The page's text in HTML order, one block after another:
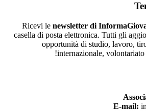
Ricevi le newsletter di
casella di posta elettronica. Tutti gli
opportunità di studio, lavoro,
internazionale,
E-mail: